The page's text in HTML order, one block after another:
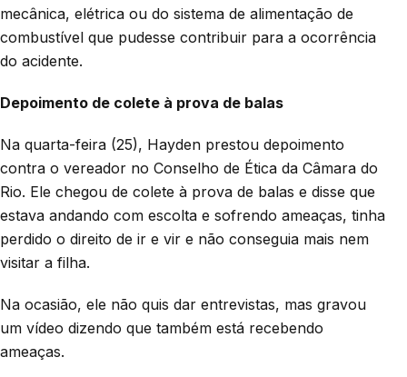
mecânica, elétrica ou do sistema de alimentação de
combustível que pudesse contribuir para a ocorrência
do acidente.
Depoimento de colete à prova de balas
Na quarta-feira (25), Hayden prestou depoimento
contra o vereador no Conselho de Ética da Câmara do
Rio. Ele chegou de colete à prova de balas e disse que
estava andando com escolta e sofrendo ameaças, tinha
perdido o direito de ir e vir e não conseguia mais nem
visitar a filha.
Na ocasião, ele não quis dar entrevistas, mas gravou
um vídeo dizendo que também está recebendo
ameaças.